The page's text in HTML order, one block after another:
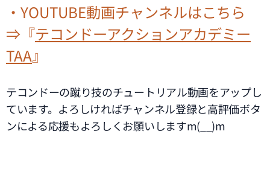
・YOUTUBE動画チャンネルはこちら
⇒『テコンドーアクションアカデミー
TAA』
テコンドーの蹴り技のチュートリアル動画をアップし
ています。よろしければチャンネル登録と高評価ボタ
ンによる応援もよろしくお願いしますm(__)m